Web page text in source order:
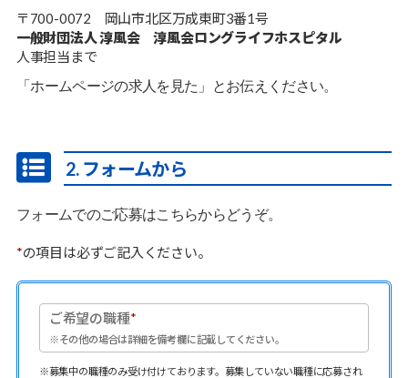
ル
〒700-0072 岡山市北区万成東町3番1号
一般財団法人 淳風会 淳風会ロングライフホスピタル
人事担当まで
「ホームページの求人を見た」とお伝えください。
2. フォームから
フォームでのご応募はこちらからどうぞ。
*の項目は必ずご記入ください。
ご希望の職種*
※その他の場合は詳細を備考欄に記載してください。
※募集中の職種のみ受け付けております。募集していない職種に応募され